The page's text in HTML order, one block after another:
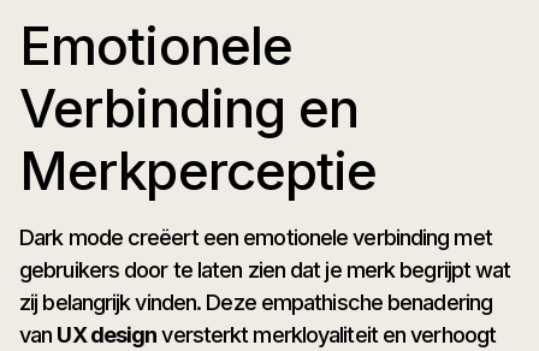
Emotionele
Verbinding en
Merkperceptie
Dark mode creëert een emotionele verbinding met
gebruikers door te laten zien dat je merk begrijpt wat
zij belangrijk vinden. Deze empathische benadering
van UX designversterkt merkloyaliteit en verhoogt